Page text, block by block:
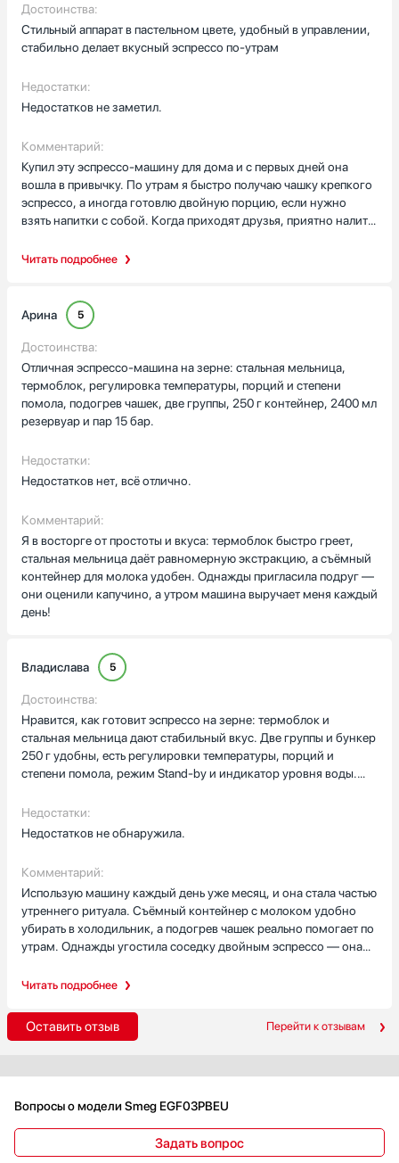
Читать подробнее
Достоинства:
Стильный аппарат в пастельном цвете, удобный в управлении,
стабильно делает вкусный эспрессо по-утрам
Недостатки:
Недостатков не заметил.
Комментарий:
Купил эту эспрессо-машину для дома и с первых дней она
вошла в привычку. По утрам я быстро получаю чашку крепкого
эспрессо, а иногда готовлю двойную порцию, если нужно
взять напитки с собой. Когда приходят друзья, приятно налить
Мельница стальная даёт равномерный помол, и запах свежих
Особенно оценил съёмный контейнер для молокамогу быстро
убрать его в холодильник и потом вернуть, не пачкая всё
вокруг. Паровая насадка даёт хороший контроль при ручном
приготовлении капучино, учился вспенивать молоко заново и
получилось регулярно ровное, не слишком горячее. Подогрев
чашек тоже пригодился — гости сразу отмечают, что кофе
Восьмичасовой рабочий день и дом с детьми требуют
надёжности, поэтому большой резервуар для воды и
факторамиреже приходится доливать и пополнять. Звуковой
сигнал о необходимости очистки напомнил о декальцинации в
нужный момент, и процесс оказался простым.
Программирование режима ожидания удобновыставил
время, чтобы техника экономила электричество, когда не
используется.
комплектные фильтры и аксессуары помогли разобраться.
Процесс приготовления привёл к тому, что я чаще
экспериментирую с крепостью и температурой, а регулировки
дают нужную гибкость. В итоге я доволен покупкой.
Арина 5
Достоинства:
Отличная эспрессо-машина на зерне: стальная мельница,
термоблок, регулировка температуры, порций и степени
помола, подогрев чашек, две группы, 250 г контейнер, 2400 мл
резервуар и пар 15 бар.
Недостатки:
Недостатков нет, всё отлично.
Комментарий:
Я в восторге от простоты и вкуса: термоблок быстро греет,
стальная мельница даёт равномерную экстракцию, а съёмный
контейнер для молока удобен. Однажды пригласила подруг —
они оценили капучино, а утром машина выручает меня каждый
день!
Читать подробнее
Владислава 5
Достоинства:
Нравится, как готовит эспрессо на зерне: термоблок и
стальная мельница дают стабильный вкус. Две группы и бункер
250 г удобны, есть регулировки температуры, порций и
степени помола, режим Stand-by и индикатор уровня воды.
съёмный контейнер для молока и насадка для вспенивания,
резервуар 2400 мл и фильтры в комплекте.
Недостатки:
Недостатков не обнаружила.
Комментарий:
Использую машину каждый день уже месяц, и она стала частью
утреннего ритуала. Съёмный контейнер с молоком удобно
убирать в холодильник, а подогрев чашек реально помогает по
утрам. Однажды угостила соседку двойным эспрессо — она
приятных мелочей в комплекте упрощают уход. Люблю, что
Оставить отзыв Перейти к отзывам
Вопросы о модели Smeg EGF03PBEU
Задать вопрос